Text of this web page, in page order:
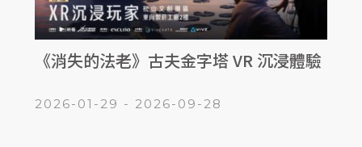
松菸夜光花園 光影展 THE LUMINOUS
2026-01-31 - 2026-12-31